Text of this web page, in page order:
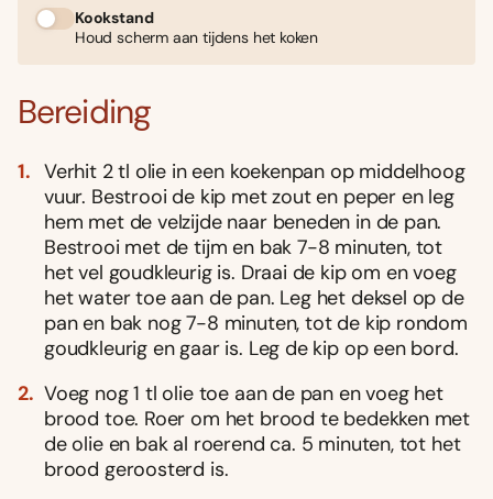
Kookstand
Houd scherm aan tijdens het koken
Bereiding
Verhit 2 tl olie in een koekenpan op middelhoog
vuur. Bestrooi de kip met zout en peper en leg
hem met de velzijde naar beneden in de pan.
Bestrooi met de tijm en bak 7-8 minuten, tot
het vel goudkleurig is. Draai de kip om en voeg
het water toe aan de pan. Leg het deksel op de
pan en bak nog 7-8 minuten, tot de kip rondom
goudkleurig en gaar is. Leg de kip op een bord.
Voeg nog 1 tl olie toe aan de pan en voeg het
brood toe. Roer om het brood te bedekken met
de olie en bak al roerend ca. 5 minuten, tot het
brood geroosterd is.